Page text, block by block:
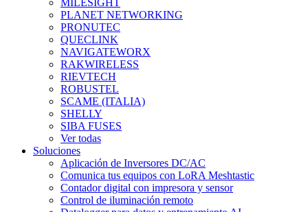
MILESIGHT
PLANET NETWORKING
PRONUTEC
QUECLINK
NAVIGATEWORX
RAKWIRELESS
RIEVTECH
ROBUSTEL
SCAME (ITALIA)
SHELLY
SIBA FUSES
Ver todas
Soluciones
Aplicación de Inversores DC/AC
Comunica tus equipos con LoRA Meshtastic
Contador digital con impresora y sensor
Control de iluminación remoto